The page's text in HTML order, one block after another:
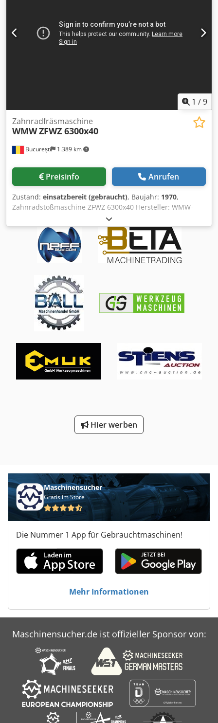
1 /9
București 1.389 km
Zahnradfräsmaschine
WMWZFWZ 6300x40
Preisinfo Anrufen
Zustand: einsatzbereit (gebraucht), Baujahr: 1970,
Zahnradstoßmaschine ZFWZ 6300x40 Hersteller: WMW-
MODUL Modell: ZFWZ 6300x40/1 Baujahr: 1970 Max.
Werkstückdurchmesser: 7.100 mm Zahnbreite: 1.500 mm
Max. Modul: 45 Tischdurchmesser: 5.300 mm Fräser-Ø x
Breite: 400x500 mm Max. Schrägungswinkel: 45°
Fräserdurchmesser: 500 mm Fräserdrehzahlen: 9–63
160 t Ausstattung: Standard-Wälzfräskopf, tangentialer
Fräskopf, Innenbearbeitungskopf, Wechselrädersatz,
Stützen. Dcjdpfx Afjxln Iwokek Video verfügbar.
Hier werben
Maschinensucher
Gratis im Store
Die Nummer 1 App für Gebrauchtmaschinen!
Mehr Informationen
Maschinensucher.de ist offizieller Sponsor von: